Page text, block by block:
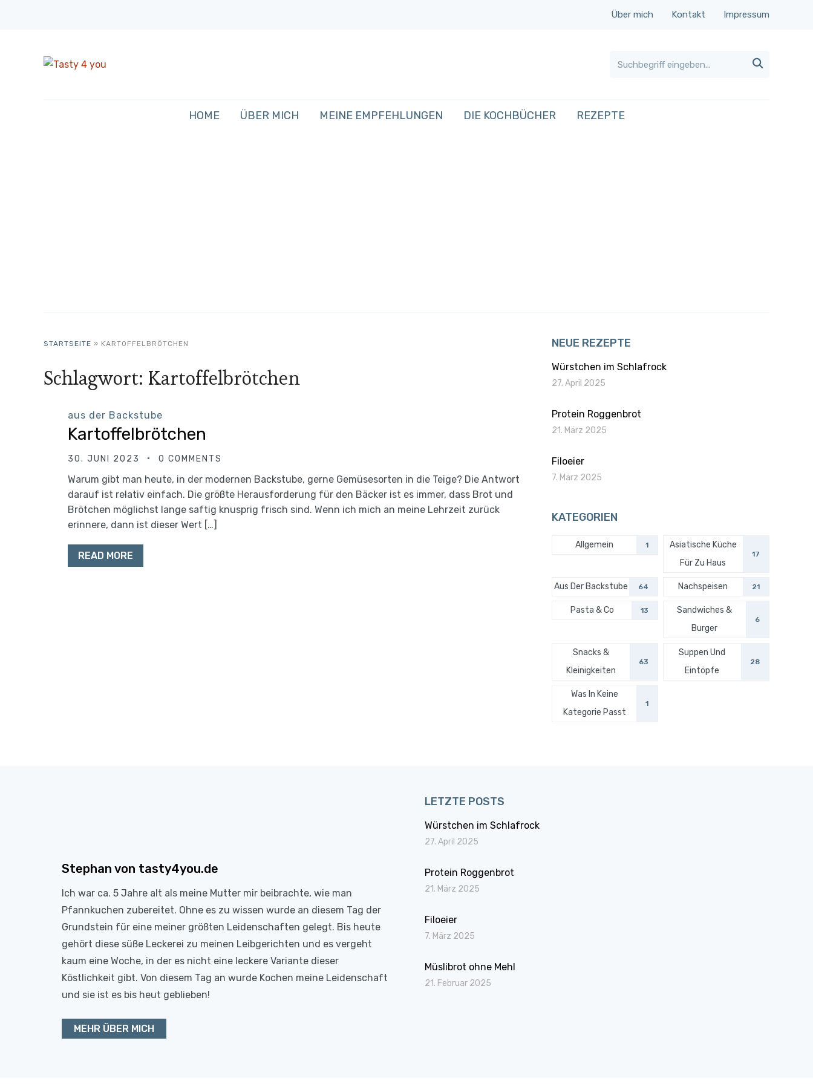
Über mich Kontakt Impressum

HOME ÜBER MICH MEINE EMPFEHLUNGEN DIE KOCHBÜCHER REZEPTE
STARTSEITE » KARTOFFELBRÖTCHEN
Schlagwort: Kartoffelbrötchen
aus der Backstube
Kartoffelbrötchen
30. JUNI 2023 0 COMMENTS
Warum gibt man heute, in der modernen Backstube, gerne Gemüsesorten in die Teige? Die Antwort
darauf ist relativ einfach. Die größte Herausforderung für den Bäcker ist es immer, dass Brot und
Brötchen möglichst lange saftig knusprig frisch sind. Wenn ich mich an meine Lehrzeit zurück
erinnere, dann ist dieser Wert […]
READ MORE
NEUE REZEPTE
Würstchen im Schlafrock
27. April 2025
Protein Roggenbrot
21. März 2025
Filoeier
7. März 2025
KATEGORIEN
Allgemein 1
Asiatische Küche
Für Zu Haus
17
Aus Der Backstube 64 Nachspeisen 21
Pasta & Co 13
Sandwiches &
Burger
6
Snacks &
Kleinigkeiten
63
Suppen Und
Eintöpfe
28
Was In Keine
Kategorie Passt
1
Stephan von tasty4you.de
Ich war ca. 5 Jahre alt als meine Mutter mir beibrachte, wie man
Pfannkuchen zubereitet. Ohne es zu wissen wurde an diesem Tag der
Grundstein für eine meiner größten Leidenschaften gelegt. Bis heute
gehört diese süße Leckerei zu meinen Leibgerichten und es vergeht
kaum eine Woche, in der es nicht eine leckere Variante dieser
Köstlichkeit gibt. Von diesem Tag an wurde Kochen meine Leidenschaft
und sie ist es bis heut geblieben!
MEHR ÜBER MICH
LETZTE POSTS
Würstchen im Schlafrock
27. April 2025
Protein Roggenbrot
21. März 2025
Filoeier
7. März 2025
Müslibrot ohne Mehl
21. Februar 2025